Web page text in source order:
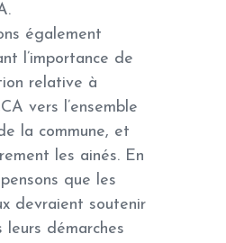
également
l’importance de
relative à
vers l’ensemble
la commune, et
les ainés. En
que les
devraient soutenir
leurs démarches